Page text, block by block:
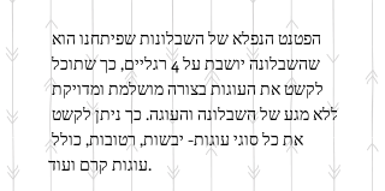
לקשט את העוגות בצורה מושלמת ומדויקת
את כל סוגי עוגות- יבשות, רטובות, כולל
עוגות קרם ועוד.